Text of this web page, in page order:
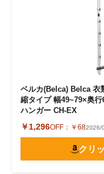
ベルカ(Belca) Belca 衣
縮タイプ 幅49~79×奥
ハンガー CH-EX
￥1,296OFF： ￥682026/
クリ